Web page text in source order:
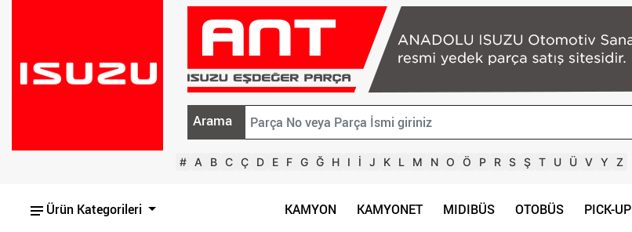
Arama
# A B C Ç D E F G Ğ H I İ J K L M N O Ö P R S Ş T U Ü V Y Z
Ürün Kategorileri KAMYON KAMYONET MIDIBÜS OTOBÜS PICK-UP